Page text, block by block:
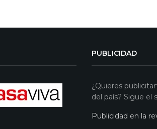
PUBLICIDAD
¿Quieres
del país? Sigue el
Publicidad en la